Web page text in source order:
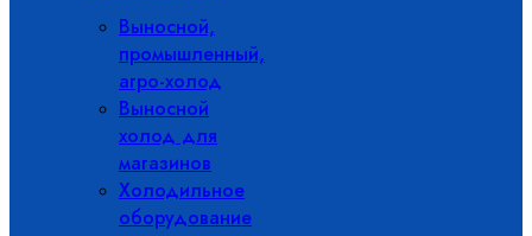
Выносной,
промышленный,
агро-холод
Выносной
холод для
магазинов
Холодильное
оборудование